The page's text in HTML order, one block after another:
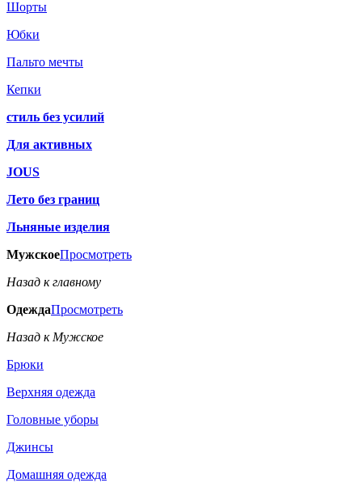
Шорты
Юбки
Пальто мечты
Кепки
стиль без усилий
Для активных
JOUS
Лето без границ
Льняные изделия
МужскоеПросмотреть
Назад к главному
ОдеждаПросмотреть
Назад к Мужское
Брюки
Верхняя одежда
Головные уборы
Джинсы
Домашняя одежда